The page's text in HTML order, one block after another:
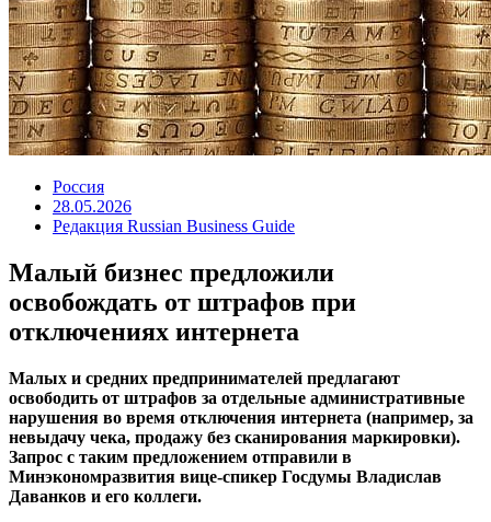
Россия
28.05.2026
Редакция Russian Business Guide
Малый бизнес предложили
освобождать от штрафов при
отключениях интернета
Малых и средних предпринимателей предлагают
освободить от штрафов за отдельные административные
нарушения во время отключения интернета (например, за
невыдачу чека, продажу без сканирования маркировки).
Запрос с таким предложением отправили в
Минэкономразвития вице-спикер Госдумы Владислав
Даванков и его коллеги.